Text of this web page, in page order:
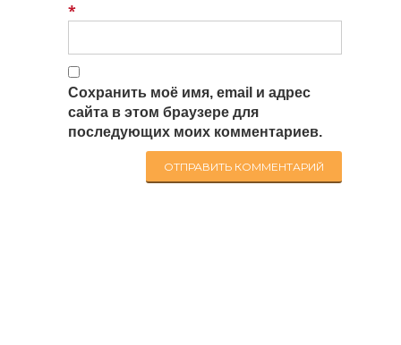
*
Сохранить моё имя, email и адрес
сайта в этом браузере для
последующих моих комментариев.